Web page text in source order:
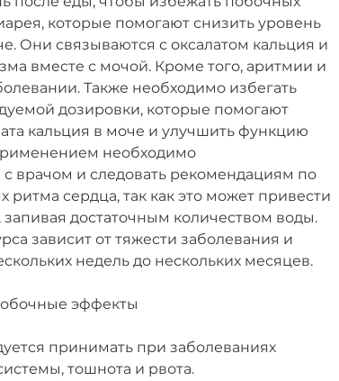
которые помогают снизить уровень
Они связываются с оксалатом кальция и
вместе с мочой. Кроме того, аритмии и
Также необходимо избегать
дозировки, которые помогают
кальция в моче и улучшить функцию
необходимо
с врачом и следовать рекомендациям по
ритма сердца, так как это может привести
достаточным количеством воды.
зависит от тяжести заболевания и
недель до нескольких месяцев.
эффекты
принимать при заболеваниях
тошнота и рвота.